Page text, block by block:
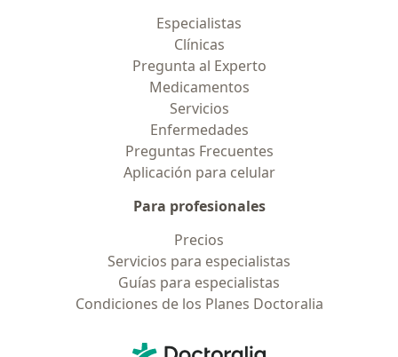
Especialistas
Clínicas
Pregunta al Experto
Medicamentos
Servicios
Enfermedades
Preguntas Frecuentes
Aplicación para celular
Para profesionales
Precios
Servicios para especialistas
Guías para especialistas
Condiciones de los Planes Doctoralia
Doctoralia - Página de inicio